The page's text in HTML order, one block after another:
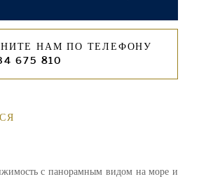
НАМ ПО ТЕЛЕФОНУ
675 810
с панорамным видом на море и